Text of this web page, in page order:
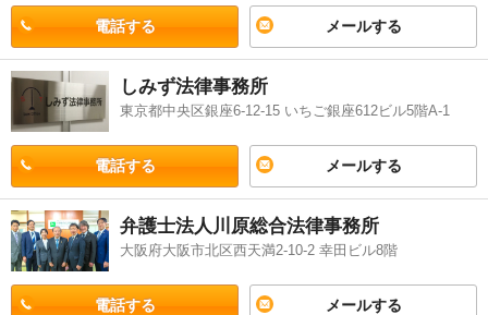
電話する メールする
しみず法律事務所
東京都中央区銀座6-12-15 いちご銀座612ビル5階A-1
電話する メールする
弁護士法人川原総合法律事務所
大阪府大阪市北区西天満2-10-2 幸田ビル8階
電話する メールする